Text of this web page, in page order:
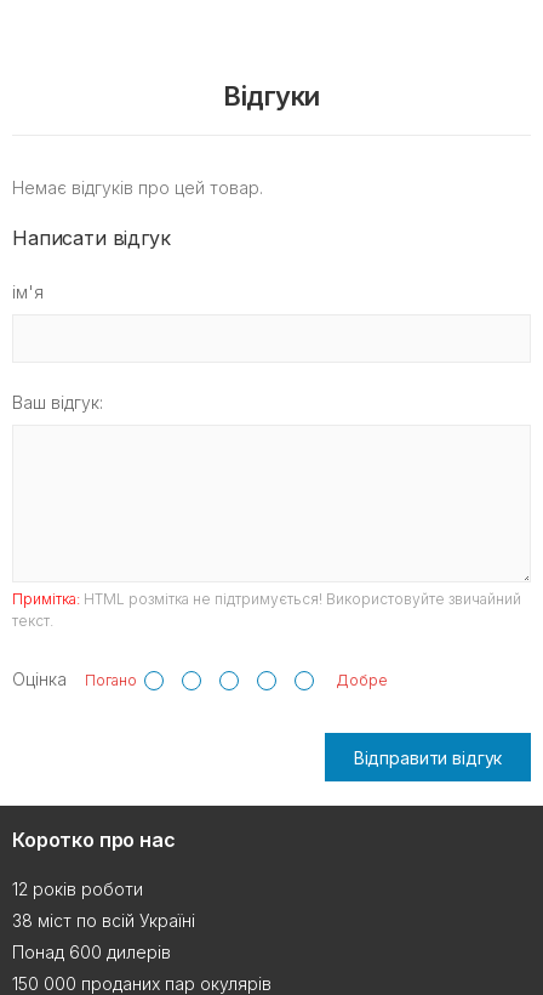
Відгуки
Немає відгуків про цей товар.
Написати відгук
ім'я
Ваш відгук:
Примітка: HTML розмітка не підтримується! Використовуйте звичайний
текст.
Оцінка Погано Добре
Відправити відгук
Коротко про нас
12 років роботи
38 міст по всій Україні
Понад 600 дилерів
150 000 проданих пар окулярів